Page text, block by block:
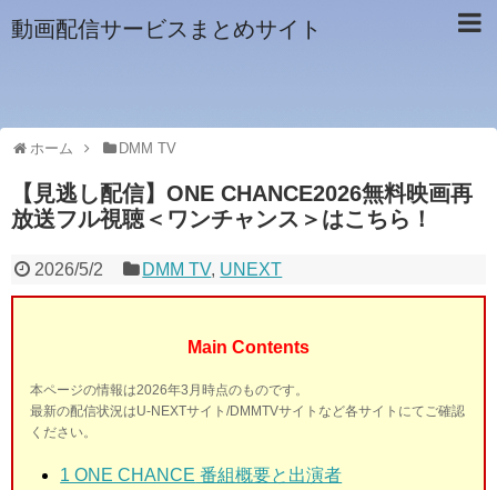
動画配信サービスまとめサイト
ホーム DMM TV
【見逃し配信】ONE CHANCE2026無料映画再
放送フル視聴＜ワンチャンス＞はこちら！
2026/5/2 DMM TV, UNEXT
Main Contents
本ページの情報は2026年3月時点のものです。
最新の配信状況はU-NEXTサイト/DMMTVサイトなど各サイトにてご確認
ください。
1 ONE CHANCE 番組概要と出演者